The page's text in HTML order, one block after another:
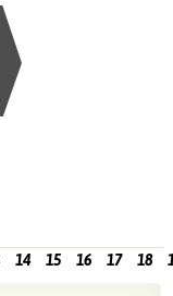
14 15 16 17 18